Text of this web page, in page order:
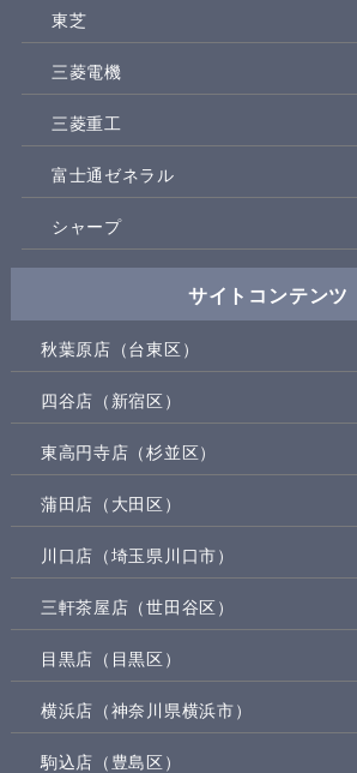
東芝
三菱電機
三菱重工
富士通ゼネラル
シャープ
サイトコンテンツ
秋葉原店（台東区）
四谷店（新宿区）
東高円寺店（杉並区）
蒲田店（大田区）
川口店（埼玉県川口市）
三軒茶屋店（世田谷区）
目黒店（目黒区）
横浜店（神奈川県横浜市）
駒込店（豊島区）